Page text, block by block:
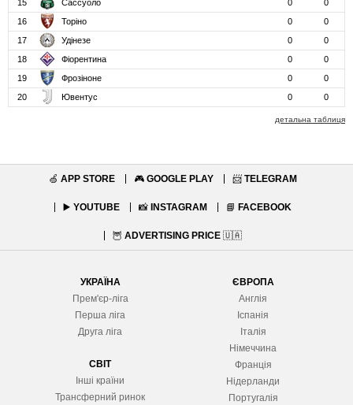
15
Сассуоло 0
0
16
Торіно 0
0
17
Удінезе 0
0
18
Фіорентина 0
0
19
Фрозіноне 0
0
20
Ювентус 0 0
детальна таблиця
🍏 APP STORE 🎮 GOOGLE PLAY 📨 TELEGRAM
▶️ YOUTUBE 📸 INSTAGRAM 📘 FACEBOOK
🦉 ADVERTISING PRICE 🇺🇦
УКРАЇНА
Прем'єр-ліга
Перша ліга
Друга ліга
СВІТ
Інші країни
Трансферний ринок
ЄВРОПА
Англія
Іспанія
Італія
Німеччина
Франція
Нідерланди
Португалія